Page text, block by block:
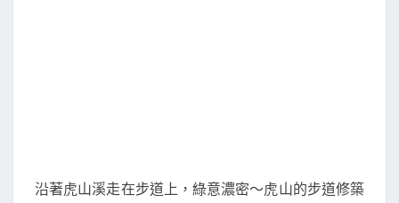
沿著虎山溪走在步道上，綠意濃密～虎山的步道修築